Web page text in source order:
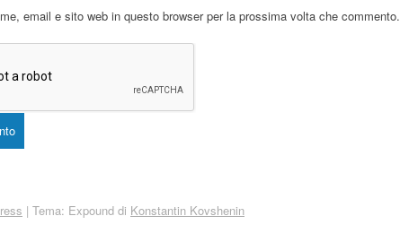
email e sito web in questo browser per la prossima volta che commento.
| Tema: Expound di Konstantin Kovshenin